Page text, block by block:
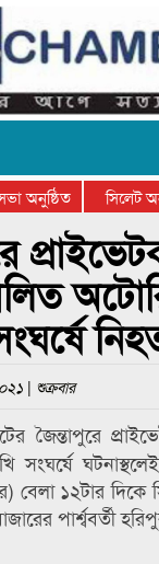
অনুষ্ঠিত
সিলেট
| শুক্রবার
জৈন্তাপুরে
সংঘর্ষে
বেলা ১২টার দিকে
পার্শ্ববর্তী